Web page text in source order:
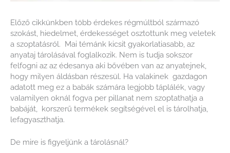
Előző cikkünkben több érdekes régmúltból származó
szokást, hiedelmet, érdekességet osztottunk meg veletek
a szoptatásról. Mai témánk kicsit gyakorlatiasabb, az
anyataj tárolásával foglalkozik. Nem is tudja sokszor
felfogni az az édesanya aki bővében van az anyatejnek,
hogy milyen áldásban részesül. Ha valakinek gazdagon
adatott meg ez a babák számára legjobb táplálék, vagy
valamilyen oknál fogva per pillanat nem szoptathatja a
babáját, korszerű termékek segítségével el is tárolhatja,
lefagyaszthatja.
De mire is figyeljünk a tárolásnál?